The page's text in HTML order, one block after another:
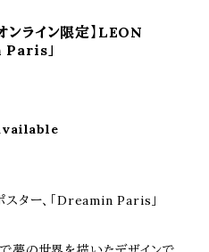
ンライン限定】LEON
」
スター、「Dreamin Paris」